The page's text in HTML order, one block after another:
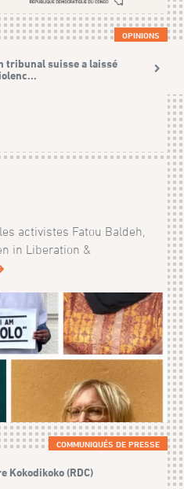
OPINIONS
tribunal suisse a laissé
activistes Fatou Baldeh,
in Liberation &
COMMUNIQUÉS DE PRESSE
Kokodikoko (RDC)